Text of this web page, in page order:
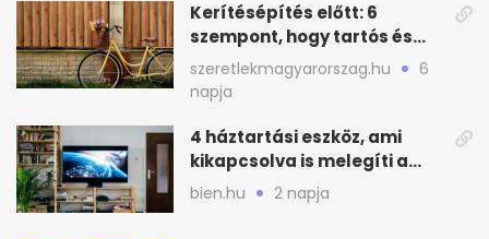
Kerítésépítés előtt: 6
szempont, hogy tartós és
praktikus legyen
szeretlekmagyarorszag.hu
6
napja
4 háztartási eszköz, ami
kikapcsolva is melegíti a
lakást
bien.hu 2 napja